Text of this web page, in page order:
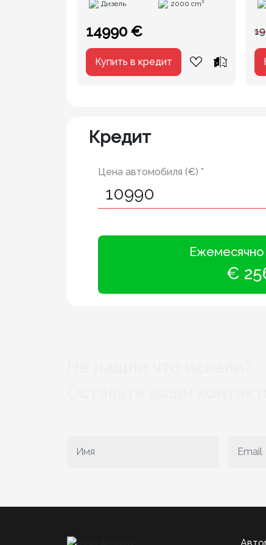
Дизель 2000 cm³
14990 €
Купить в кредит
Кредит
Цена автомобиля (€) *
Ежемесячно
€